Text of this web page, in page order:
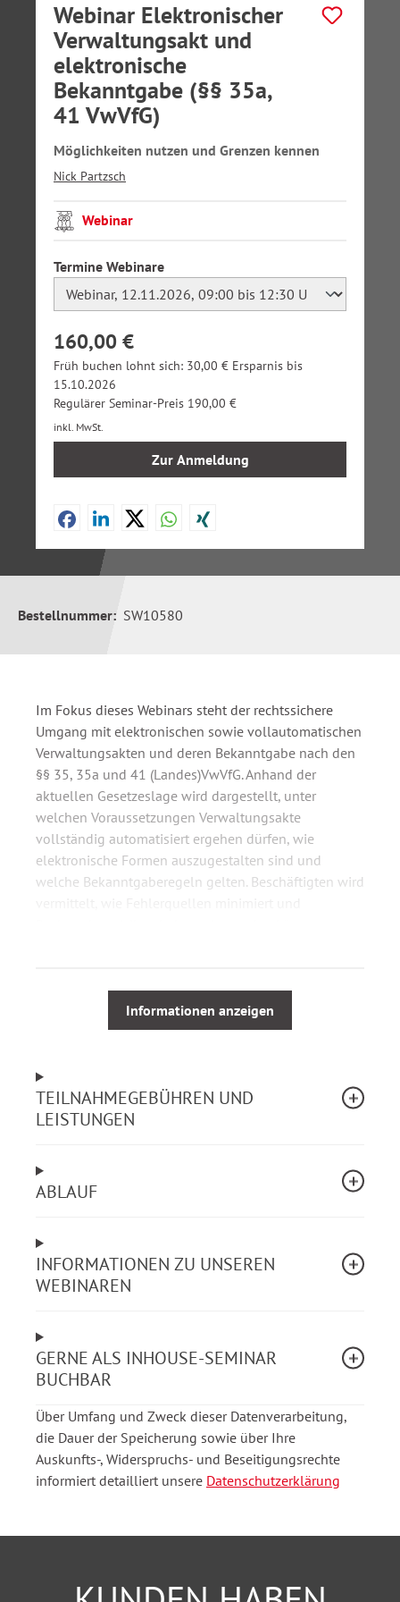
Webinar Elektronischer
Verwaltungsakt und
elektronische
Bekanntgabe (§§ 35a,
41 VwVfG)
Möglichkeiten nutzen und Grenzen kennen
Nick Partzsch
Webinar
Termine Webinareauswählen
160,00 €
Früh buchen lohnt sich: 30,00 € Ersparnis bis
15.10.2026
Regulärer Seminar-Preis 190,00 €
inkl. MwSt.
Zur Anmeldung
Bestellnummer: SW10580
Im Fokus dieses Webinars steht der rechtssichere
Umgang mit elektronischen sowie vollautomatischen
Verwaltungsakten und deren Bekanntgabe nach den
§§ 35, 35a und 41 (Landes)VwVfG. Anhand der
aktuellen Gesetzeslage wird dargestellt, unter
welchen Voraussetzungen Verwaltungsakte
vollständig automatisiert ergehen dürfen, wie
elektronische Formen auszugestalten sind und
welche Bekanntgaberegeln gelten. Beschäftigten wird
Überblick elektronische Verwaltungsakte nach §
35 VwVfG und vollautomatische
Rechtliche Anforderungen an
elektronische/automatische Verwaltungsakte
Öffentliche Bekanntgabe und
Allgemeinverfügung in elektronischer Form
Grenzen des elektronischen Verwaltungsaktes
Fehlerfolgen
Datenschutz- und
Informationssicherheitsanforderungen bei
Das Webinar richtet sich an
Beschäftigte und Führungskräfte in Fach- und
Informationen anzeigen
TEILNAHMEGEBÜHREN UND
LEISTUNGEN
ABLAUF
INFORMATIONEN ZU UNSEREN
WEBINAREN
GERNE ALS INHOUSE-SEMINAR
BUCHBAR
Über Umfang und Zweck dieser Datenverarbeitung,
die Dauer der Speicherung sowie über Ihre
Auskunfts-, Widerspruchs- und Beseitigungsrechte
informiert detailliert unsere Datenschutzerklärung